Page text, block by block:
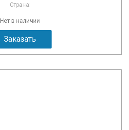
Страна:
Нет в наличии
Заказать